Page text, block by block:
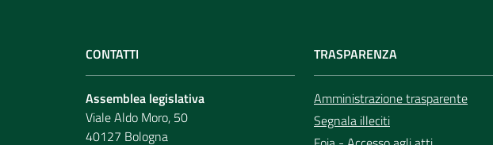
CONTATTI
Assemblea legislativa
Viale Aldo Moro, 50
40127 Bologna
TRASPARENZA
Amministrazione trasparente
Segnala illeciti